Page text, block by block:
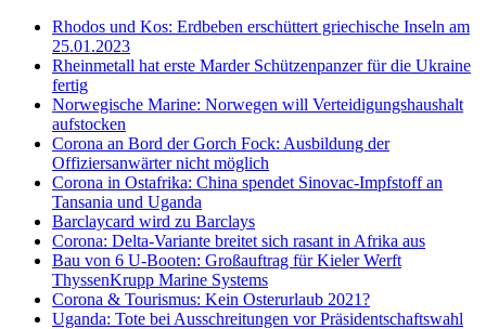
Rhodos und Kos: Erdbeben erschüttert griechische Inseln am
25.01.2023
Rheinmetall hat erste Marder Schützenpanzer für die Ukraine
fertig
Norwegische Marine: Norwegen will Verteidigungshaushalt
aufstocken
Corona an Bord der Gorch Fock: Ausbildung der
Offiziersanwärter nicht möglich
Corona in Ostafrika: China spendet Sinovac-Impfstoff an
Tansania und Uganda
Barclaycard wird zu Barclays
Corona: Delta-Variante breitet sich rasant in Afrika aus
Bau von 6 U-Booten: Großauftrag für Kieler Werft
ThyssenKrupp Marine Systems
Corona & Tourismus: Kein Osterurlaub 2021?
Uganda: Tote bei Ausschreitungen vor Präsidentschaftswahl